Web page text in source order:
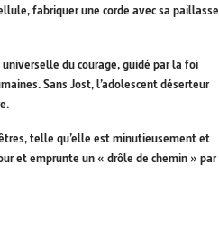
fabriquer une corde avec sa paillasse
du courage, guidé par la foi
Sans Jost, l’adolescent déserteur
telle qu’elle est minutieusement et
et emprunte un « drôle de chemin » par